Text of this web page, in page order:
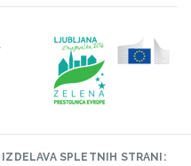
IZDELAVA SPLETNIH STRANI: